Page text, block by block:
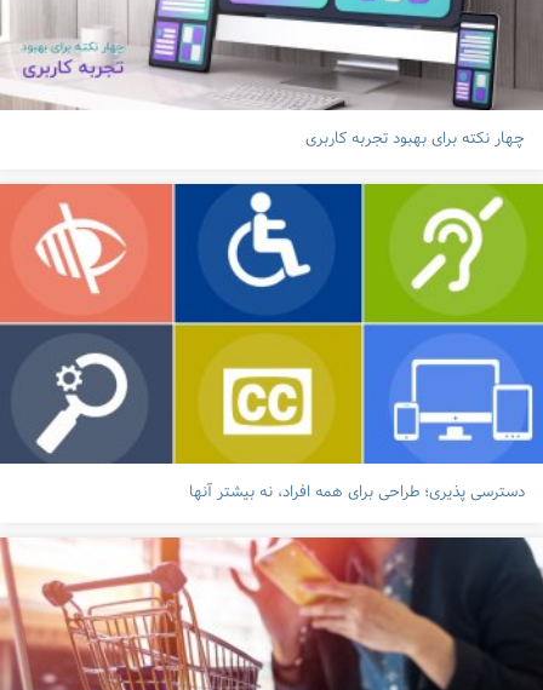
چهار نکته برای بهبود تجربه کاربری
دسترسی پذیری؛ طراحی برای همه افراد، نه بیشتر آنها